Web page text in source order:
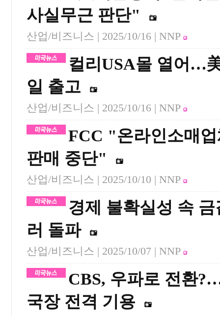
사실무근 판단"
산업/비즈니스 | 2025/10/16 | NNP
컬리USA몰 열어…
일 출고
산업/비즈니스 | 2025/10/16 | NNP
FCC "온라인소매
판매 중단"
산업/비즈니스 | 2025/10/10 | NNP
경제 불확실성 속
러 돌파
산업/비즈니스 | 2025/10/07 | NNP
CBS, 우파로 전환
국장 전격 기용